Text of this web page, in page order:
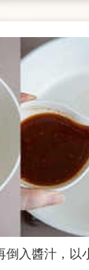
入醬汁，以